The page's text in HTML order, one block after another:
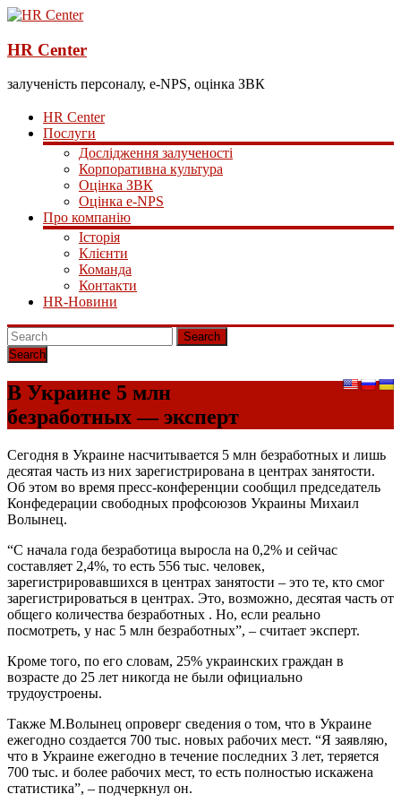
HR Center
залученість персоналу, e-NPS, оцінка ЗВК
HR Center
Послуги
Дослідження залученості
Корпоративна культура
Оцінка ЗВК
Оцінка e-NPS
Про компанію
Історія
Клієнти
Команда
Контакти
HR-Новини
Search
В Украине 5 млн
безработных — эксперт
Сегодня в Украине насчитывается 5 млн безработных и лишь
десятая часть из них зарегистрирована в центрах занятости.
Об этом во время пресс-конференции сообщил председатель
Конфедерации свободных профсоюзов Украины Михаил
Волынец.
“С начала года безработица выросла на 0,2% и сейчас
составляет 2,4%, то есть 556 тыс. человек,
зарегистрировавшихся в центрах занятости – это те, кто смог
зарегистрироваться в центрах. Это, возможно, десятая часть от
общего количества безработных . Но, если реально
посмотреть, у нас 5 млн безработных”, – считает эксперт.
Кроме того, по его словам, 25% украинских граждан в
возрасте до 25 лет никогда не были официально
трудоустроены.
Также М.Волынец опроверг сведения о том, что в Украине
ежегодно создается 700 тыс. новых рабочих мест. “Я заявляю,
что в Украине ежегодно в течение последних 3 лет, теряется
700 тыс. и более рабочих мест, то есть полностью искажена
статистика”, – подчеркнул он.